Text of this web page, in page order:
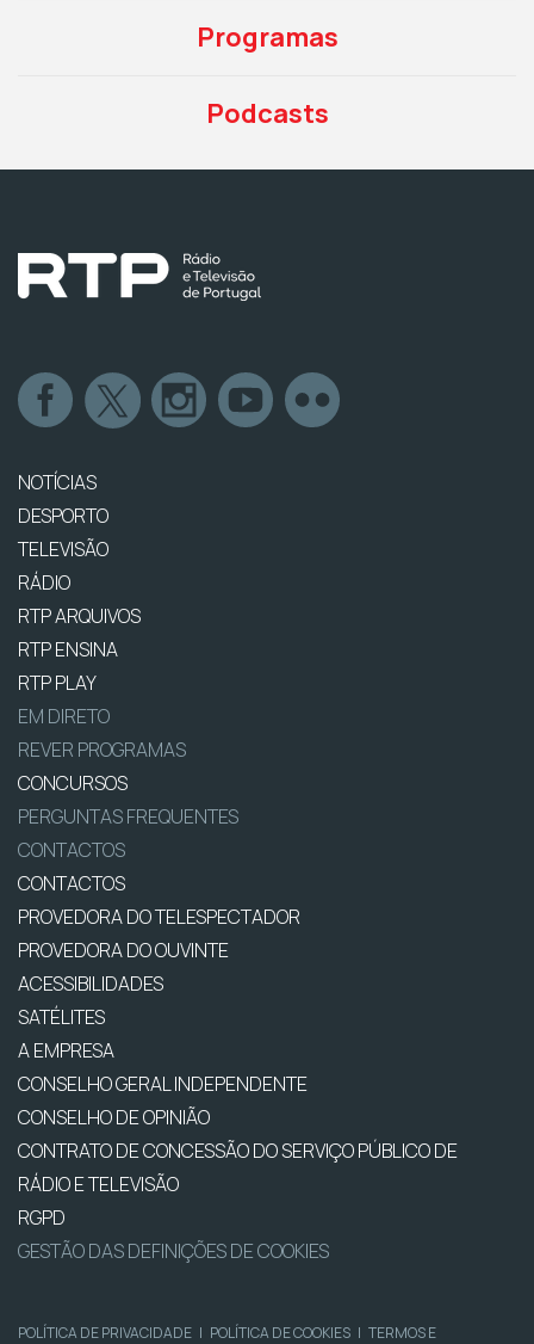
Programas
Podcasts
NOTÍCIAS
DESPORTO
TELEVISÃO
RÁDIO
RTP ARQUIVOS
RTP ENSINA
RTP PLAY
EM DIRETO
REVER PROGRAMAS
CONCURSOS
PERGUNTAS FREQUENTES
CONTACTOS
CONTACTOS
PROVEDORA DO TELESPECTADOR
PROVEDORA DO OUVINTE
ACESSIBILIDADES
SATÉLITES
A EMPRESA
CONSELHO GERAL INDEPENDENTE
CONSELHO DE OPINIÃO
CONTRATO DE CONCESSÃO DO SERVIÇO PÚBLICO DE
RÁDIO E TELEVISÃO
RGPD
GESTÃO DAS DEFINIÇÕES DE COOKIES
POLÍTICA DE PRIVACIDADE | POLÍTICA DE COOKIES | TERMOS E